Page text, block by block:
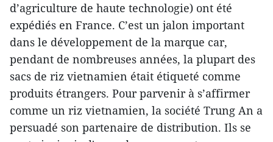
d’agriculture de haute technologie) ont été
expédiés en France. C’est un jalon important
dans le développement de la marque car,
pendant de nombreuses années, la plupart des
sacs de riz vietnamien était étiqueté comme
produits étrangers. Pour parvenir à s’affirmer
comme un riz vietnamien, la société Trung An a
persuadé son partenaire de distribution. Ils se